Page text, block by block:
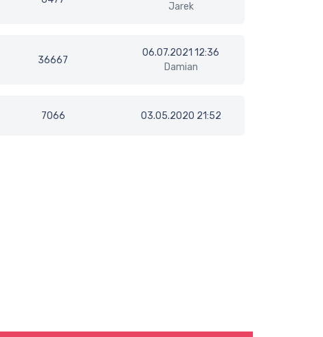
Jarek
36667
06.07.2021 12:36
Damian
7066 03.05.2020 21:52